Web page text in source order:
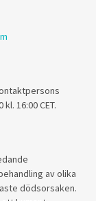
16:00 CET.
av olika
dödsorsaken.